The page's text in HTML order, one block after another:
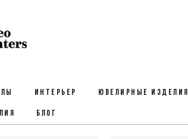
ИНТЕРЬЕР ЮВЕЛИРНЫЕ ИЗДЕЛИЯ
БЛОГ